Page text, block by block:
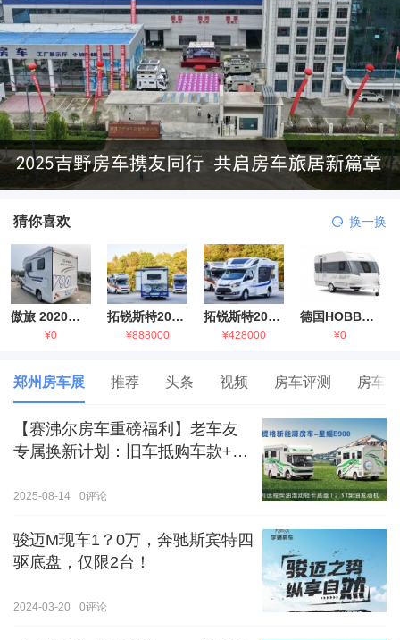
猜你喜欢 换一换
傲旅 2020金旅国六海狮房车
¥0
拓锐斯特2021款进口依维柯房车
¥888000
拓锐斯特2021款 福特T型锐典版房车
¥428000
德国HOBBY拖挂房车豪华版
¥0
郑州房车展 推荐 头条 视频 房车评测 房车
【赛沸尔房车重磅福利】老车友
专属换新计划：旧车抵购车款+额
2025-08-14 0评论
骏迈M现车1？0万，奔驰斯宾特四
驱底盘，仅限2台！
2024-03-20 0评论